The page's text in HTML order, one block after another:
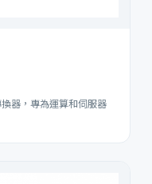
器，專為運算和伺服器